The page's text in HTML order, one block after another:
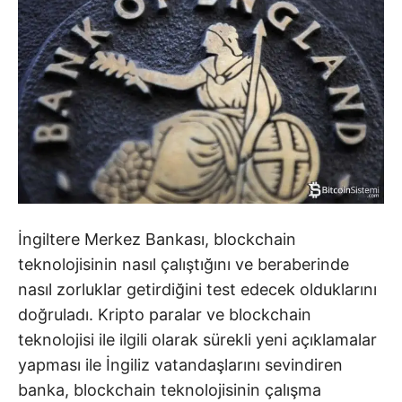
İngiltere Merkez Bankası, blockchain
teknolojisinin nasıl çalıştığını ve beraberinde
nasıl zorluklar getirdiğini test edecek olduklarını
doğruladı. Kripto paralar ve blockchain
teknolojisi ile ilgili olarak sürekli yeni açıklamalar
yapması ile İngiliz vatandaşlarını sevindiren
banka, blockchain teknolojisinin çalışma